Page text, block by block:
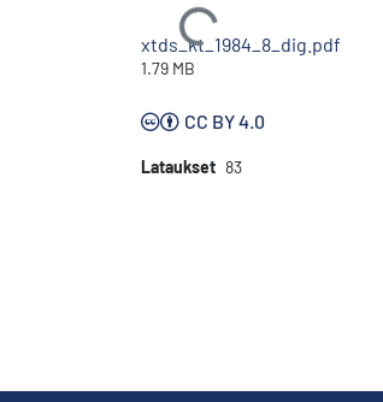
Ladataan...
xtds_kt_1984_8_dig.pdf
1.79 MB
CC BY 4.0
Lataukset 83